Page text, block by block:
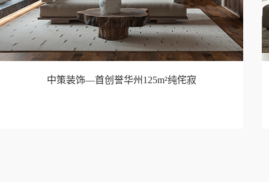
中策装饰—首创誉华州125m²纯侘寂